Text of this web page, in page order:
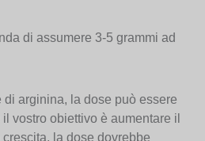
di assumere 3-5 grammi ad
di arginina, la dose può essere
vostro obiettivo è aumentare il
crescita, la dose dovrebbe